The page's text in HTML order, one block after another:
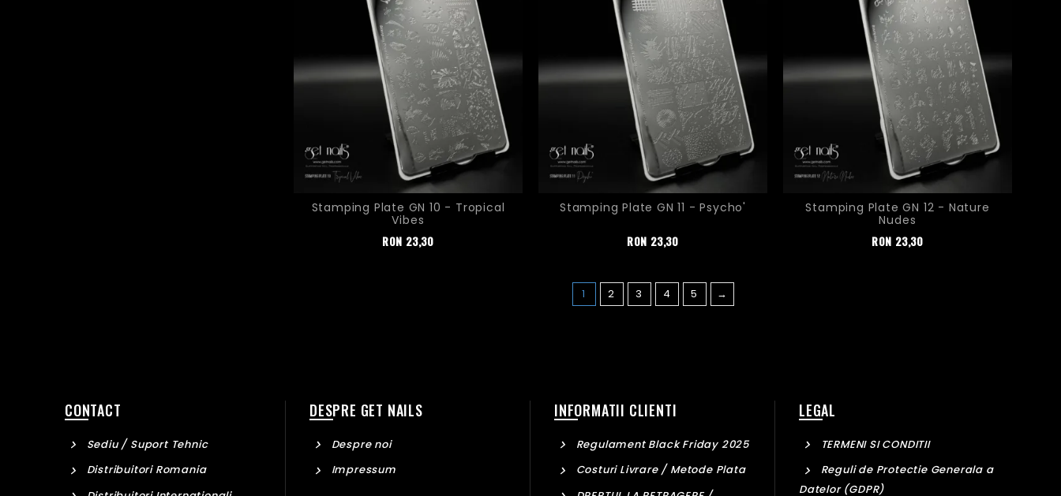
Stamping Plate GN 10 - Tropical
Vibes
Pret
RON 23,30
Stamping Plate GN 11 - Psycho'
Pret
RON 23,30
Stamping Plate GN 12 - Nature
Nudes
Pret
RON 23,30
1 2 3 4 5 →
CONTACT
Sediu / Suport Tehnic
Distribuitori Romania
DESPRE GET NAILS
Despre noi
Impressum
INFORMATII CLIENTI
Regulament Black Friday 2025
Costuri Livrare / Metode Plata
LEGAL
TERMENI SI CONDITII
Reguli de Protectie Generala a
Datelor (GDPR)